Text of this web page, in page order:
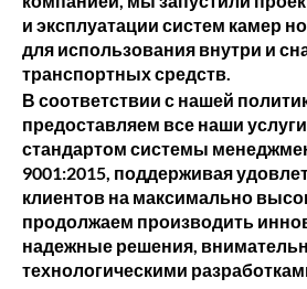
и эксплуатации систем камер
для использования внутри и
транспортных средств.
В соответствии с нашей
предоставляем все наши
стандартом системы
9001:2015, поддерживая
клиентов на максимально
продолжаем производить
надежные решения,
технологическими